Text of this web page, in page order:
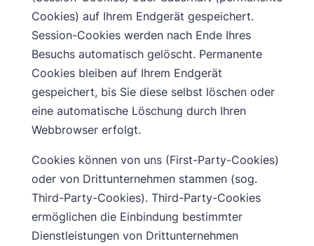
Cookies) auf Ihrem Endgerät gespeichert.
Session-Cookies werden nach Ende Ihres
Besuchs automatisch gelöscht. Permanente
Cookies bleiben auf Ihrem Endgerät
gespeichert, bis Sie diese selbst löschen oder
eine automatische Löschung durch Ihren
Webbrowser erfolgt.
Cookies können von uns (First-Party-Cookies)
oder von Drittunternehmen stammen (sog.
Third-Party-Cookies). Third-Party-Cookies
ermöglichen die Einbindung bestimmter
Dienstleistungen von Drittunternehmen